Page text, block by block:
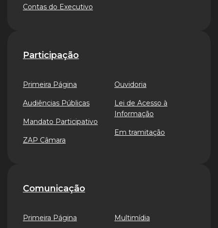
Contas do Executivo
Participação
Primeira Página
Audiências Públicas
Mandato Participativo
ZAP Câmara
Ouvidoria
Lei de Acesso à
Informação
Em tramitação
Comunicação
Primeira Página Multimídia